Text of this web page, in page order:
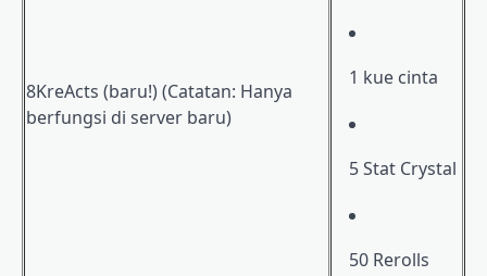
8KreActs (baru!) (Catatan: Hanya
berfungsi di server baru)
1 kue cinta
5 Stat Crystal
50 Rerolls